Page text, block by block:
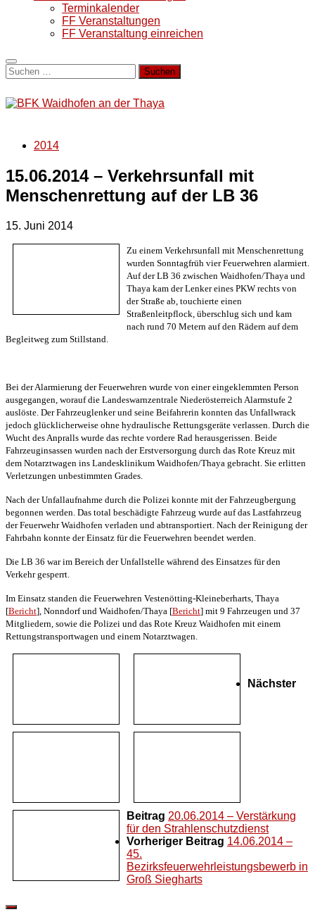
Terminkalender
FF Veranstaltungen
FF Veranstaltung einreichen
Suchen
nach:
2014
15.06.2014 – Verkehrsunfall mit
Menschenrettung auf der LB 36
15. Juni 2014
Zu einem Verkehrsunfall mit Menschenrettung
wurden Sonntagfrüh vier Feuerwehren alarmiert.
Auf der LB 36 zwischen Waidhofen/Thaya und
Thaya kam der Lenker eines PKW rechts von
der Straße ab, touchierte einen
Straßenleitpflock, überschlug sich und kam
nach rund 70 Metern auf den Rädern auf dem
Begleitweg zum Stillstand.
Bei der Alarmierung der Feuerwehren wurde von einer eingeklemmten Person
ausgegangen, worauf die Landeswarnzentrale Niederösterreich Alarmstufe 2
auslöste. Der Fahrzeuglenker und seine Beifahrerin konnten das Unfallwrack
jedoch glücklicherweise ohne hydraulische Rettungsgeräte verlassen. Durch die
Wucht des Anpralls wurde das rechte vordere Rad herausgerissen. Beide
Fahrzeuginsassen wurden nach der Erstversorgung durch das Rote Kreuz mit
dem Notarztwagen ins Landesklinikum Waidhofen/Thaya gebracht. Sie erlitten
Verletzungen unbestimmten Grades.
Nach der Unfallaufnahme durch die Polizei konnte mit der Fahrzeugbergung
begonnen werden. Das total beschädigte Fahrzeug wurde auf das Lastfahrzeug
der Feuerwehr Waidhofen verladen und abtransportiert. Nach der Reinigung der
Fahrbahn konnte der Einsatz für die Feuerwehren beendet werden.
Die LB 36 war im Bereich der Unfallstelle während des Einsatzes für den
Verkehr gesperrt.
Im Einsatz standen die Feuerwehren Vestenötting-Kleineberharts, Thaya
[Bericht], Nonndorf und Waidhofen/Thaya [Bericht] mit 9 Fahrzeugen und 37
Mitgliedern, sowie die Polizei und das Rote Kreuz Waidhofen mit einem
Rettungstransportwagen und einem Notarztwagen.
Nächster
Beitrag 20.06.2014 – Verstärkung
für den Strahlenschutzdienst
Vorheriger Beitrag 14.06.2014 –
45.
Bezirksfeuerwehrleistungsbewerb in
Groß Siegharts